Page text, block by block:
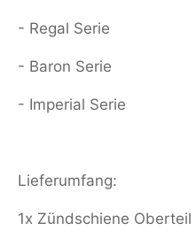
- Regal Serie
- Baron Serie
- Imperial Serie
Lieferumfang:
1x Zündschiene Oberteil